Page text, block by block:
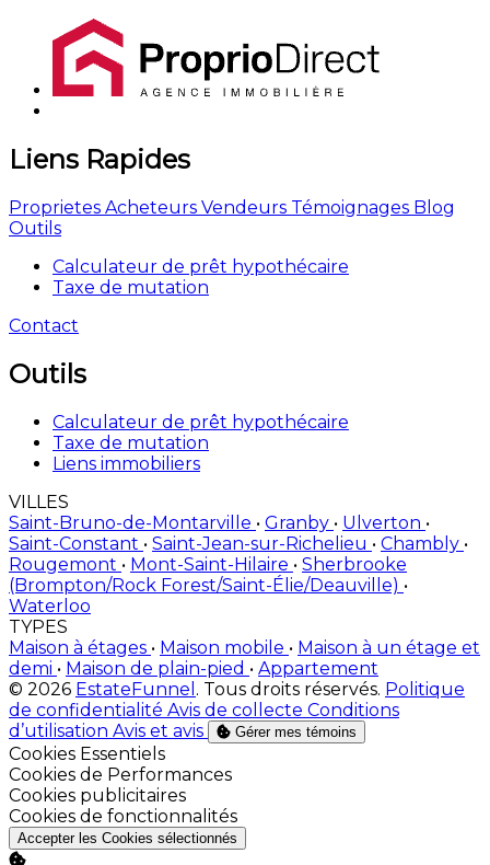
Liens Rapides
Proprietes Acheteurs Vendeurs Témoignages Blog
Outils
Calculateur de prêt hypothécaire
Taxe de mutation
Contact
Outils
Calculateur de prêt hypothécaire
Taxe de mutation
Liens immobiliers
VILLES
Saint-Bruno-de-Montarville • Granby • Ulverton •
Saint-Constant • Saint-Jean-sur-Richelieu • Chambly •
Rougemont • Mont-Saint-Hilaire • Sherbrooke
(Brompton/Rock Forest/Saint-Élie/Deauville) •
Waterloo
TYPES
Maison à étages • Maison mobile • Maison à un étage et
demi • Maison de plain-pied • Appartement
© 2026 EstateFunnel . Tous droits réservés. Politique
de confidentialité Avis de collecte Conditions
d’utilisation Avis et avis Gérer mes témoins
Activer
Cookies Essentiels
Activer
Cookies de Performances
Activer
Cookies publicitaires
Activer
Cookies de fonctionnalités
Accepter les Cookies sélectionnés